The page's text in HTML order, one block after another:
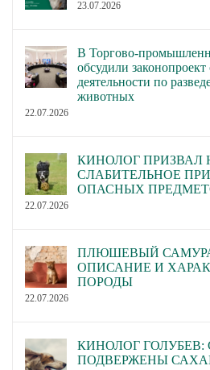
23.07.2026
В Торгово-
обсудили
деятельности по
животных
22.07.2026
КИНОЛОГ ПРИЗВАЛ
СЛАБИТЕЛЬНОЕ
ОПАСНЫХ
22.07.2026
ПЛЮШЕВЫЙ
ОПИСАНИЕ И
ПОРОДЫ
22.07.2026
КИНОЛОГ
ПОДВЕРЖЕНЫ